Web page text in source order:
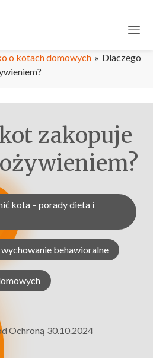
o kotach domowych » Dlaczego
zakopuje
kota – porady dieta i
behawioralne
Ochroną 30.10.2024